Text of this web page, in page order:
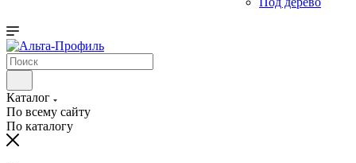
Каталог
По всему сайту
По каталогу